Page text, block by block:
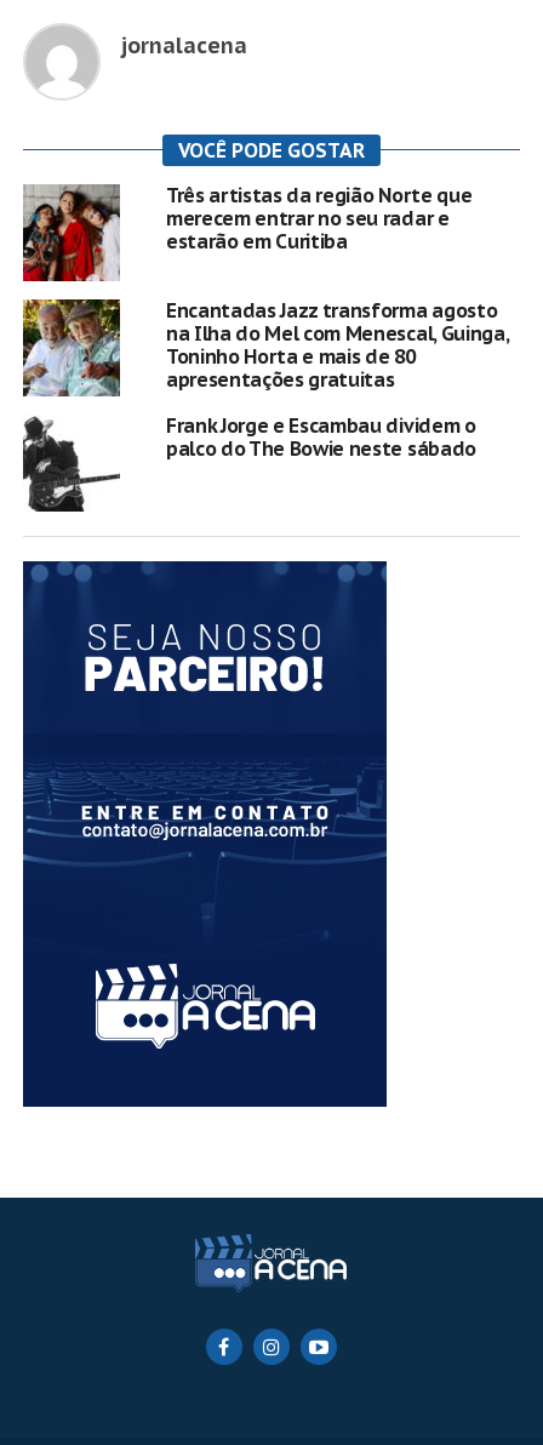
jornalacena
VOCÊ PODE GOSTAR
Três artistas da região Norte que
merecem entrar no seu radar e
estarão em Curitiba
Encantadas Jazz transforma agosto
na Ilha do Mel com Menescal, Guinga,
Toninho Horta e mais de 80
apresentações gratuitas
Frank Jorge e Escambau dividem o
palco do The Bowie neste sábado